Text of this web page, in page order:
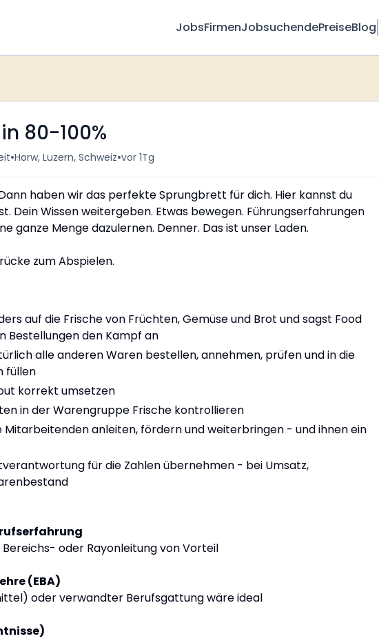
JobsFirmenJobsuchendePreiseBlog
80-100%
•Horw, Luzern, Schweiz•vor 1Tg
haben wir das perfekte Sprungbrett für dich. Hier kannst du
Dein Wissen weitergeben. Etwas bewegen. Führungserfahrungen
ganze Menge dazulernen. Denner. Das ist unser Laden.
zum Abspielen.
auf die Frische von Früchten, Gemüse und Brot und sagst Food
Bestellungen den Kampf an
alle anderen Waren bestellen, annehmen, prüfen und in die
füllen
korrekt umsetzen
in der Warengruppe Frische kontrollieren
anleiten, fördern und weiterbringen - und ihnen ein
für die Zahlen übernehmen - bei Umsatz,
oder Rayonleitung von Vorteil
(EBA)
oder verwandter Berufsgattung wäre ideal